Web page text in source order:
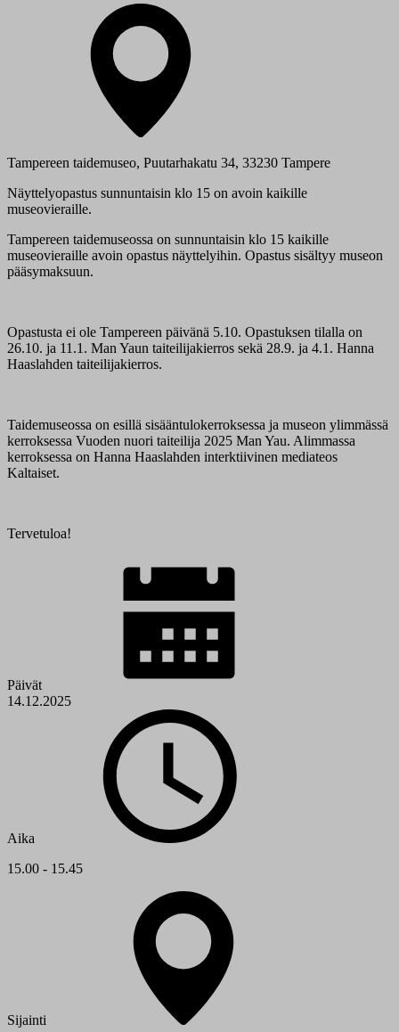
Tampereen taidemuseo, Puutarhakatu 34, 33230 Tampere
Näyttelyopastus sunnuntaisin klo 15 on avoin kaikille
museovieraille.
Tampereen taidemuseossa on sunnuntaisin klo 15 kaikille
museovieraille avoin opastus näyttelyihin. Opastus sisältyy museon
pääsymaksuun.
Opastusta ei ole Tampereen päivänä 5.10. Opastuksen tilalla on
26.10. ja 11.1. Man Yaun taiteilijakierros sekä 28.9. ja 4.1. Hanna
Haaslahden taiteilijakierros.
Taidemuseossa on esillä sisääntulokerroksessa ja museon ylimmässä
kerroksessa Vuoden nuori taiteilija 2025 Man Yau. Alimmassa
kerroksessa on Hanna Haaslahden interktiivinen mediateos
Kaltaiset.
Tervetuloa!
Päivät
14.12.2025
Aika
15.00 - 15.45
Sijainti